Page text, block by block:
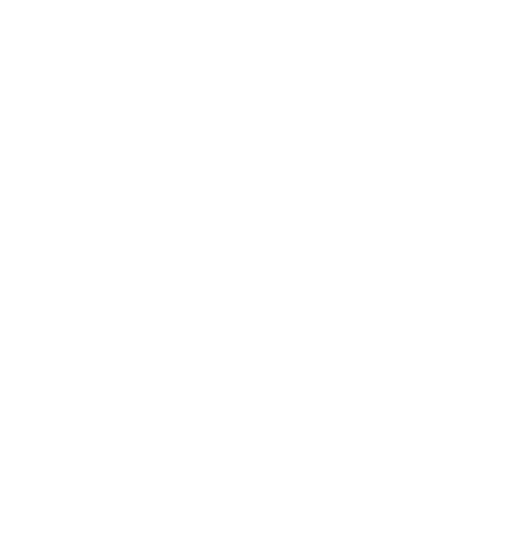
间，是江苏省学术实力最强的大学。
可追溯到1902年，拥有着悠久的历史和雄厚的师资力量，其学科设置齐全，
等教育事业做出了重要贡献。